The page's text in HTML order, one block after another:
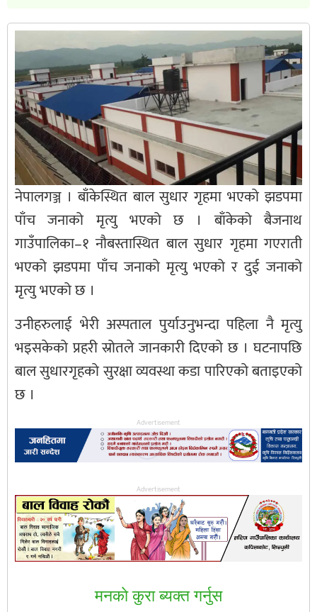
नेपालगञ्ज । बाँकेस्थित बाल सुधार गृहमा भएको झडपमा
पाँच जनाको मृत्यु भएको छ । बाँकेको बैजनाथ
गाउँपालिका–१ नौबस्तास्थित बाल सुधार गृहमा गएराती
भएको झडपमा पाँच जनाको मृत्यु भएको र दुई जनाको
मृत्यु भएको छ ।
उनीहरुलाई भेरी अस्पताल पुर्याउनुभन्दा पहिला नै मृत्यु
भइसकेको प्रहरी स्रोतले जानकारी दिएको छ । घटनापछि
बाल सुधारगृहको सुरक्षा व्यवस्था कडा पारिएको बताइएको
छ ।
Advertisement
Advertisement
मनकाे कुरा ब्यक्त गर्नुस